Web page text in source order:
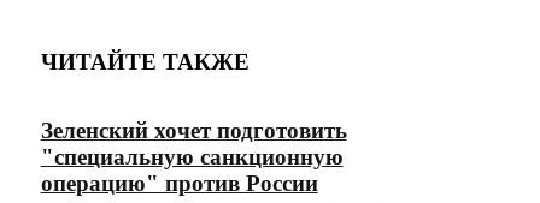
ЧИТАЙТЕ ТАКЖЕ
Зеленский хочет подготовить
"специальную санкционную
операцию" против России